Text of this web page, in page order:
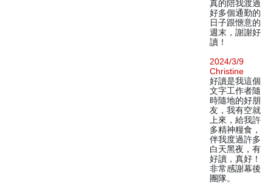
真的陪我渡過
好多個通勤的
日子跟愜意的
週末，謝謝好
讀！
2024/3/9
Christine
好讀是我這個
文字工作者隨
時隨地的好朋
友，我有空就
上來，給我許
多精神糧食，
伴我度過許多
白天黑夜，有
好讀，真好！
非常感謝幕後
團隊。